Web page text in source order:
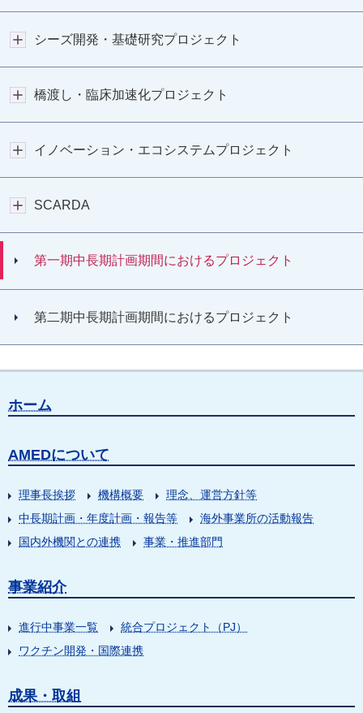
シーズ開発・基礎研究プロジェクト
橋渡し・臨床加速化プロジェクト
イノベーション・エコシステムプロジェクト
SCARDA
第一期中長期計画期間におけるプロジェクト
第二期中長期計画期間におけるプロジェクト
ホーム
AMEDについて
理事長挨拶 機構概要
理念、運営方針等
中長期計画・年度計画・報告等
海外事業所の活動報告
国内外機関との連携
事業・推進部門
事業紹介
進行中事業一覧
統合プロジェクト（PJ）
ワクチン開発・国際連携
成果・取組